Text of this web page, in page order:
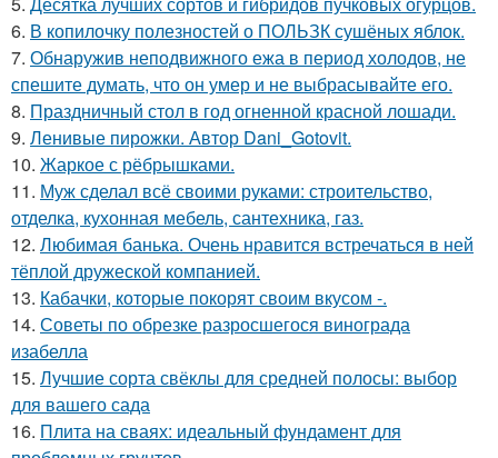
6. В копилочку полезностей о ПОЛЬЗК сушёных яблок.
7. Обнаружив неподвижного ежа в период холодов, не
спешите думать, что он умер и не выбрасывайте его.
8. Праздничный стол в год огненной красной лошади.
9. Ленивые пирожки. Автор Dani_Gotovit.
10. Жаркое с рёбрышками.
11. Муж сделал всё своими руками: строительство,
отделка, кухонная мебель, сантехника, газ.
12. Любимая банька. Очень нравится встречаться в ней
тёплой дружеской компанией.
13. Кабачки, которые покорят своим вкусом -.
14. Советы по обрезке разросшегося винограда
изабелла
15. Лучшие сорта свёклы для средней полосы: выбор
для вашего сада
16. Плита на сваях: идеальный фундамент для